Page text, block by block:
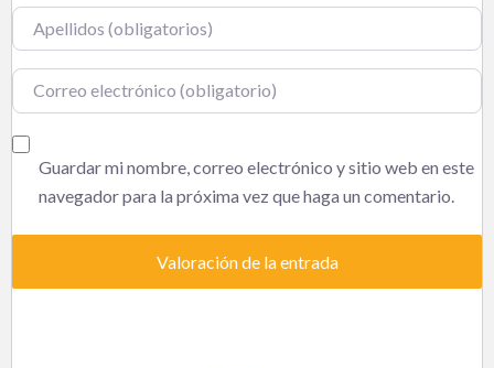
Nombre
Correo electrónico
Guardar mi nombre, correo electrónico y sitio web en este
navegador para la próxima vez que haga un comentario.